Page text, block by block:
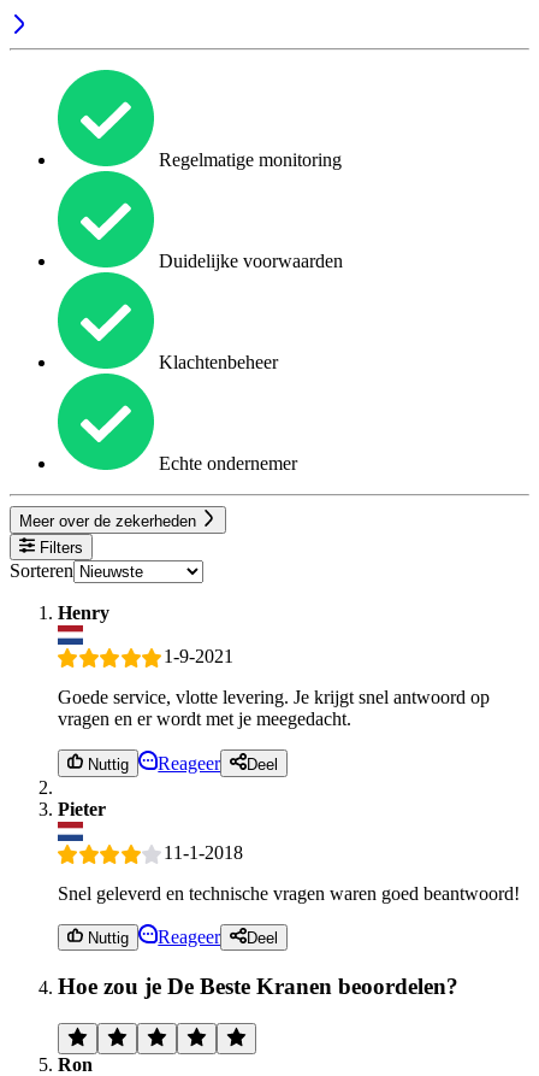
Regelmatige monitoring
Duidelijke voorwaarden
Klachtenbeheer
Echte ondernemer
Meer over de zekerheden
Filters
Sorteren
Henry
1-9-2021
Goede service, vlotte levering. Je krijgt snel antwoord op
vragen en er wordt met je meegedacht.
Nuttig Reageer Deel
Pieter
11-1-2018
Snel geleverd en technische vragen waren goed beantwoord!
Nuttig Reageer Deel
Hoe zou je De Beste Kranen beoordelen?
Ron